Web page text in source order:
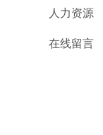
人力资源
在线留言